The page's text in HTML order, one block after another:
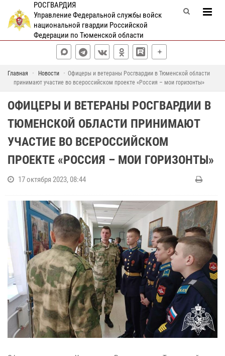
РОСГВАРДИЯ
Управление Федеральной службы войск
национальной гвардии Российской
Федерации по Тюменской области
Главная Новости
Офицеры и ветераны Росгвардии в Тюменской области
принимают участие во всероссийском проекте «Россия – мои горизонты»
ОФИЦЕРЫ И ВЕТЕРАНЫ РОСГВАРДИИ В
ТЮМЕНСКОЙ ОБЛАСТИ ПРИНИМАЮТ
УЧАСТИЕ ВО ВСЕРОССИЙСКОМ
ПРОЕКТЕ «РОССИЯ – МОИ ГОРИЗОНТЫ»
17 октября 2023, 08:44